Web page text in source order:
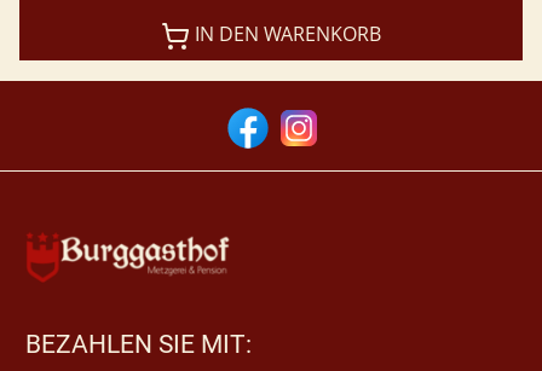
IN DEN WARENKORB
BEZAHLEN SIE MIT: